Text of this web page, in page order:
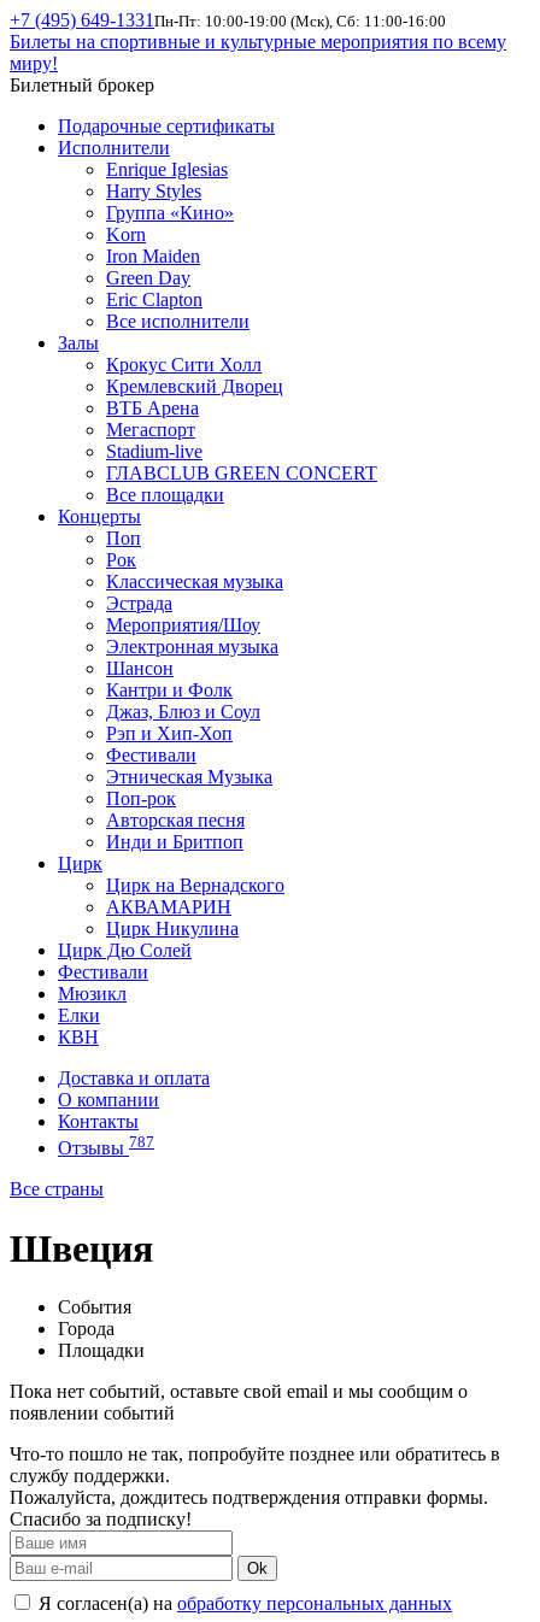
+7 (495) 649-1331 Пн-Пт: 10:00-19:00 (Мск), Сб: 11:00-16:00
Билеты на спортивные и культурные мероприятия по всему
миру!
Билетный брокер
Подарочные сертификаты
Исполнители
Enrique Iglesias
Harry Styles
Группа «Кино»
Korn
Iron Maiden
Green Day
Eric Clapton
Все исполнители
Залы
Крокус Сити Холл
Кремлевский Дворец
ВТБ Арена
Мегаспорт
Stadium-live
ГЛАВCLUB GREEN CONCERT
Все площадки
Концерты
Поп
Рок
Классическая музыка
Эстрада
Мероприятия/Шоу
Электронная музыка
Шансон
Кантри и Фолк
Джаз, Блюз и Соул
Рэп и Хип-Хоп
Фестивали
Этническая Музыка
Поп-рок
Авторская песня
Инди и Бритпоп
Цирк
Цирк на Вернадского
АКВАМАРИН
Цирк Никулина
Цирк Дю Солей
Фестивали
Мюзикл
Елки
КВН
Доставка и оплата
О компании
Контакты
Отзывы 787
Все страны
Швеция
События
Города
Площадки
Пока нет событий, оставьте свой email и мы сообщим о
появлении событий
Что-то пошло не так, попробуйте позднее или обратитесь в
службу поддержки.
Пожалуйста, дождитесь подтверждения отправки формы.
Спасибо за подписку!
Ok
Я согласен(а) на обработку персональных данных